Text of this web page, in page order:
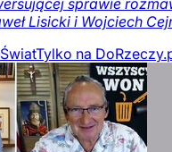
Lisicki i Wojciech
ŚwiatTylko na